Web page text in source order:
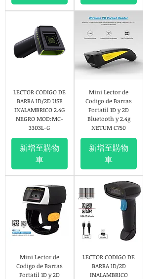
LECTOR CODIGO DE
BARRA 1D/2D USB
INALAMBRICO 2.4G
NEGRO MOD:MC-
3303L-G
新增至購物
車
Mini Lector de
Codigo de Barras
Portatil 1D y 2D
Bluetooth y 2.4g
NETUM C750
新增至購物
車
Mini Lector de
Codigo de Barras
Portatil 1D y 2D
LECTOR CODIGO DE
BARRA 1D/2D
INALAMBRICO